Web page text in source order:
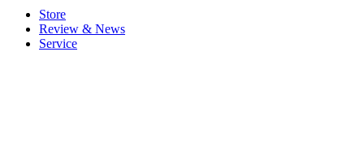
Store
Review & News
Service